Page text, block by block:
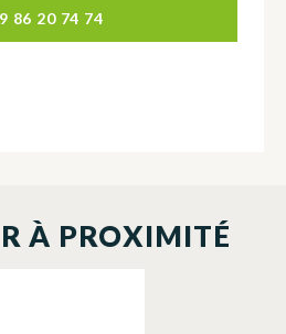
86 20 74 74
À PROXIMITÉ